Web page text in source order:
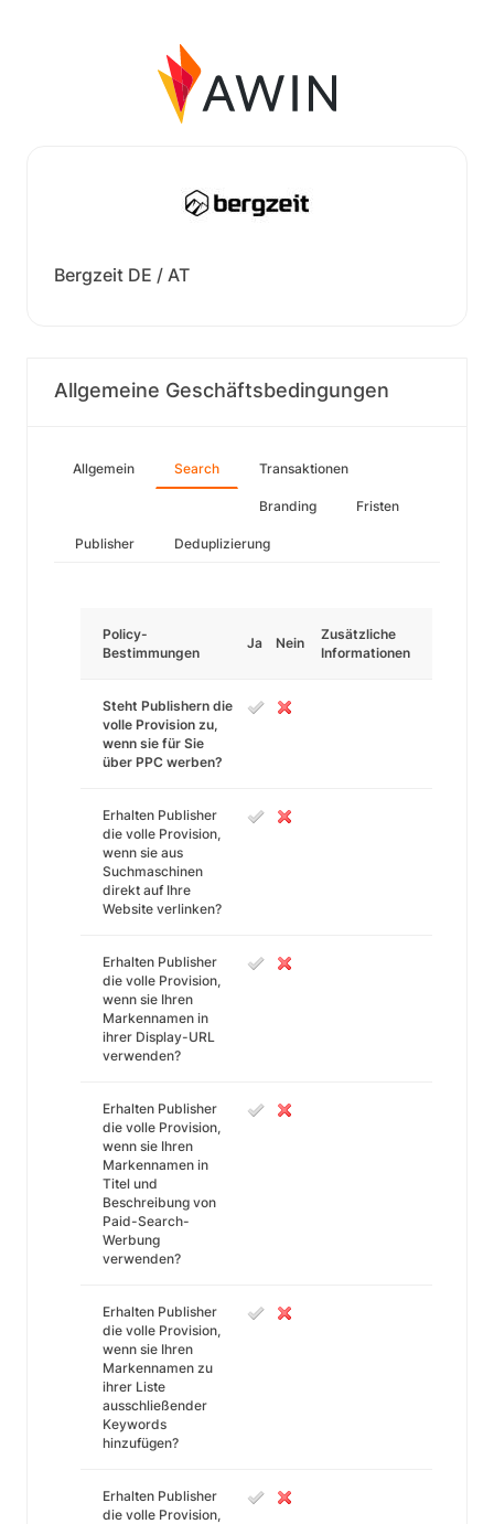
Bergzeit DE / AT
Allgemeine Geschäftsbedingungen
Allgemein Search Transaktionen
Branding Fristen
Publisher Deduplizierung
Policy-
Bestimmungen
Ja Nein
Zusätzliche
Informationen
Steht Publishern die
volle Provision zu,
wenn sie für Sie
über PPC werben?
Erhalten Publisher
die volle Provision,
wenn sie aus
Suchmaschinen
direkt auf Ihre
Website verlinken?
Erhalten Publisher
die volle Provision,
wenn sie Ihren
Markennamen in
ihrer Display-URL
verwenden?
Erhalten Publisher
die volle Provision,
wenn sie Ihren
Markennamen in
Titel und
Beschreibung von
Paid-Search-
Werbung
verwenden?
Erhalten Publisher
die volle Provision,
wenn sie Ihren
Markennamen zu
ihrer Liste
ausschließender
Keywords
hinzufügen?
Erhalten Publisher
die volle Provision,